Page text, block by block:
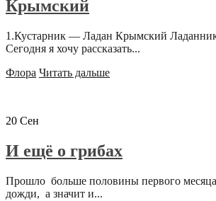
Крымский
1.Кустарник — Ладан Крымский
Сегодня я хочу рассказать...
Флора Читать дальше
20 Сен
И ещё о грибах
Прошло больше половины первого
дожди, а значит и...